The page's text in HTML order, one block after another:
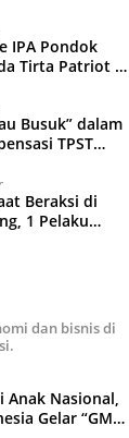
IPA Pondok
Tirta Patriot di
Busuk” dalam
TPST
Beraksi di
1 Pelaku
dan bisnis di
Anak Nasional,
Gelar “GM